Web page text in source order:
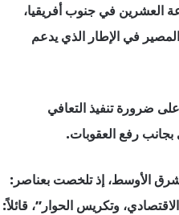
العشرين في جنوب أفريقيا،
في الإطار الذي يدعم
ضرورة تنفيذ التعافي
بجانب رفع العقوبات.
الأوسط، إذ تلخصت بعناصر:
وتكريس الحوار”، قائلاً: